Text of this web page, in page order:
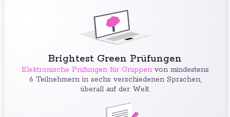
Brightest Green Prüfungen
Elektronische Prüfungen für Gruppenvon mindestens
6 Teilnehmern in sechs verschiedenen Sprachen,
überall auf der Welt.